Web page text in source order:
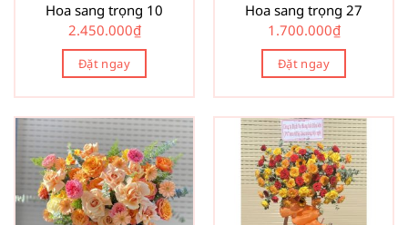
Hoa sang trọng 10
2.450.000₫
Đặt ngay
Hoa sang trọng 27
1.700.000₫
Đặt ngay